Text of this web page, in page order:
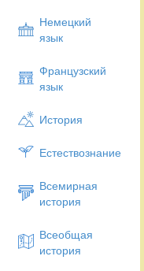
Немецкий
язык
Французский
язык
История
Естествознание
Всемирная
история
Всеобщая
история